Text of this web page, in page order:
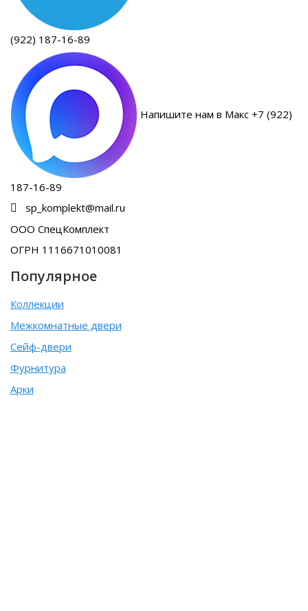
(922) 187-16-89
Напишите нам в Макс +7 (922)
187-16-89
sp_komplekt@mail.ru
ООО СпецКомплект
ОГРН 1116671010081
Популярное
Коллекции
Межкомнатные двери
Сейф-двери
Фурнитура
Арки